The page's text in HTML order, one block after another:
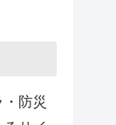
防災